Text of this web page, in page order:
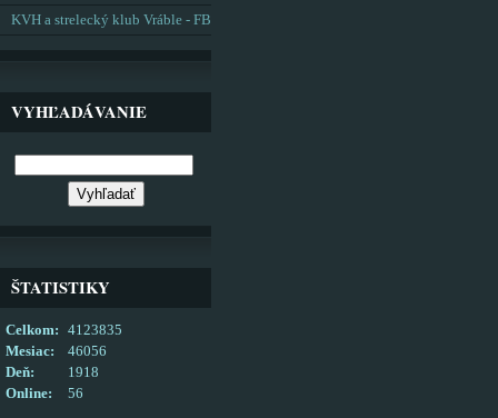
KVH a strelecký klub Vráble - FB
VYHĽADÁVANIE
ŠTATISTIKY
Online: 56
Celkom:
4123835
Mesiac:
46056
Deň:
1918